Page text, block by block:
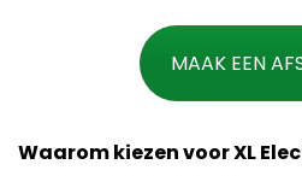
MAAK EEN
Waarom kiezen voor XL